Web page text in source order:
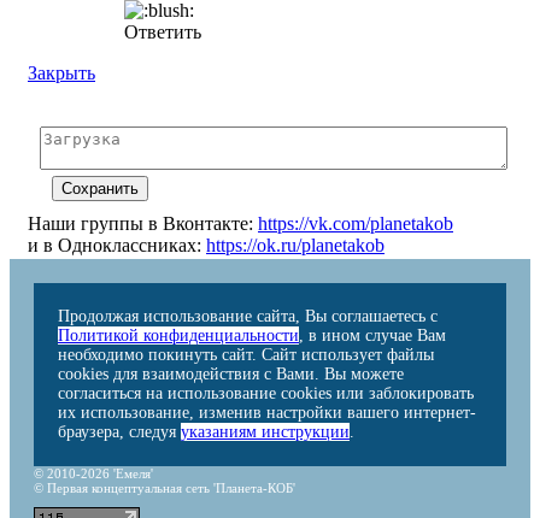
Ответить
Закрыть
Наши группы в Вконтакте: https://vk.com/planetakob
и в Одноклассниках: https://ok.ru/planetakob
Продолжая использование сайта, Вы соглашаетесь с
Политикой конфиденциальности, в ином случае Вам
необходимо покинуть сайт. Сайт использует файлы
cookies для взаимодействия с Вами. Вы можете
согласиться на использование cookies или заблокировать
их использование, изменив настройки вашего интернет-
браузера, следуя указаниям инструкции.
© 2010-2026 'Емеля'
© Первая концептуальная сеть 'Планета-КОБ'